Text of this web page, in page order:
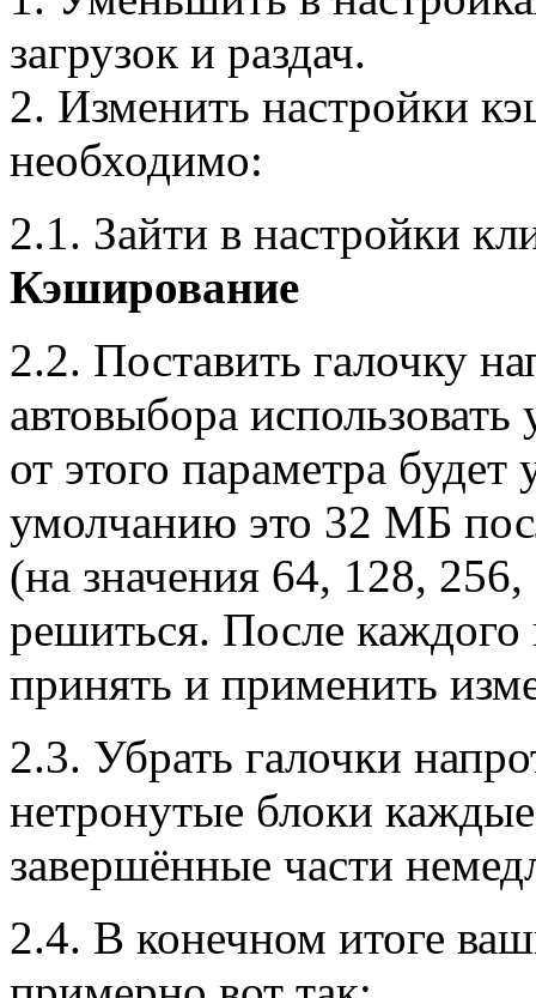
загрузок и раздач.
2. Изменить настройки
необходимо:
2.1. Зайти в настройки
Кэширование
2.2. Поставить галочку
автовыбора
от этого параметра
умолчанию это 32 МБ
(на значения 64, 128,
решиться. После
принять и применить
2.3. Убрать галочки
нетронутые блоки
завершённые части
2.4. В конечном итоге